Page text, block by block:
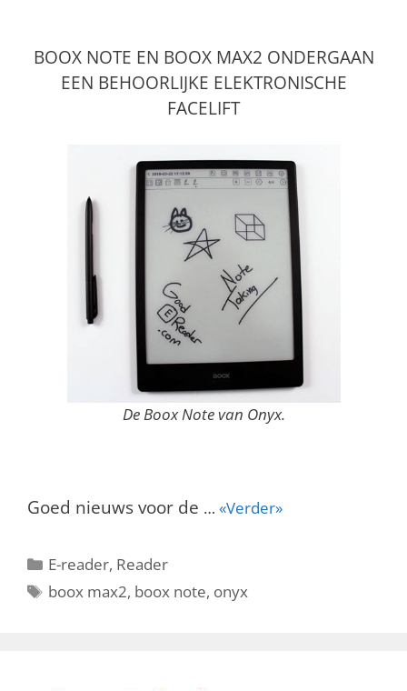
BOOX NOTE EN BOOX MAX2 ONDERGAAN
EEN BEHOORLIJKE ELEKTRONISCHE
FACELIFT
De Boox Note van Onyx.
Goed nieuws voor de … «Verder»
Categorieën
E-reader, Reader
Tags
boox max2, boox note, onyx